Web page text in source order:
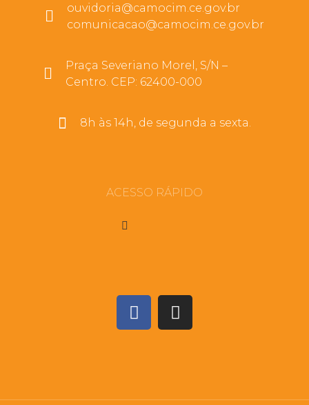
ouvidoria@camocim.ce.gov.br
comunicacao@camocim.ce.gov.br
Praça Severiano Morel, S/N –
Centro. CEP: 62400-000
8h às 14h, de segunda a sexta.
ACESSO RÁPIDO